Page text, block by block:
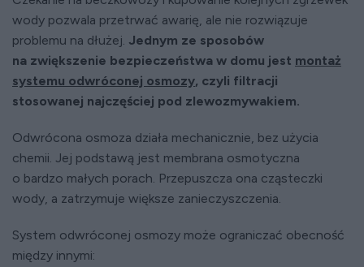
wody pozwala przetrwać awarię, ale nie rozwiązuje
problemu na dłużej. Jednym ze sposobów
na zwiększenie bezpieczeństwa w domu jest montaż
systemu odwróconej osmozy, czyli filtracji
stosowanej najczęściej pod zlewozmywakiem.
Odwrócona osmoza działa mechanicznie, bez użycia
chemii. Jej podstawą jest membrana osmotyczna
o bardzo małych porach. Przepuszcza ona cząsteczki
wody, a zatrzymuje większe zanieczyszczenia.
System odwróconej osmozy może ograniczać obecność
między innymi: